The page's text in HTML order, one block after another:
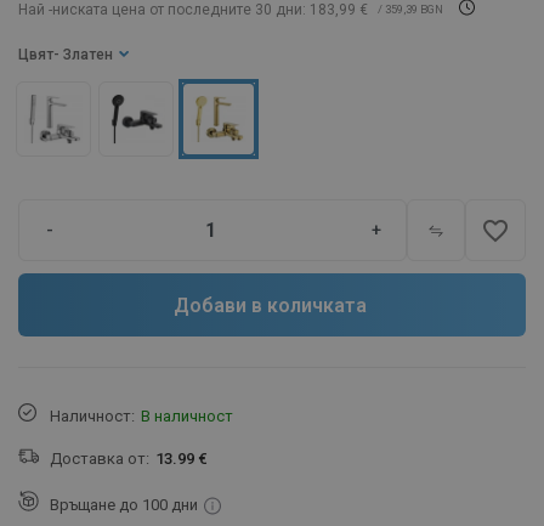
Най -ниската цена от последните 30 дни: 183,99 € / 359,39 BGN
Цвят - Златен
- + favorite_border
Добави в количката
Наличност: В наличност
Доставка от: 13.99 €
Връщане до 100 дни